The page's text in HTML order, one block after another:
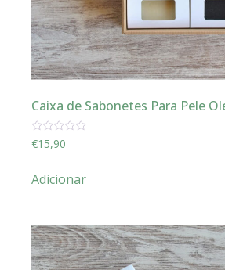
Caixa de Sabonetes Para Pele
Avaliação
0
€15,90
Adicionar